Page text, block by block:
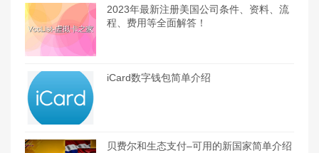
2023年最新注册美国公司条件、资料、流
程、费用等全面解答！
iCard数字钱包简单介绍
贝费尔和生态支付–可用的新国家简单介绍